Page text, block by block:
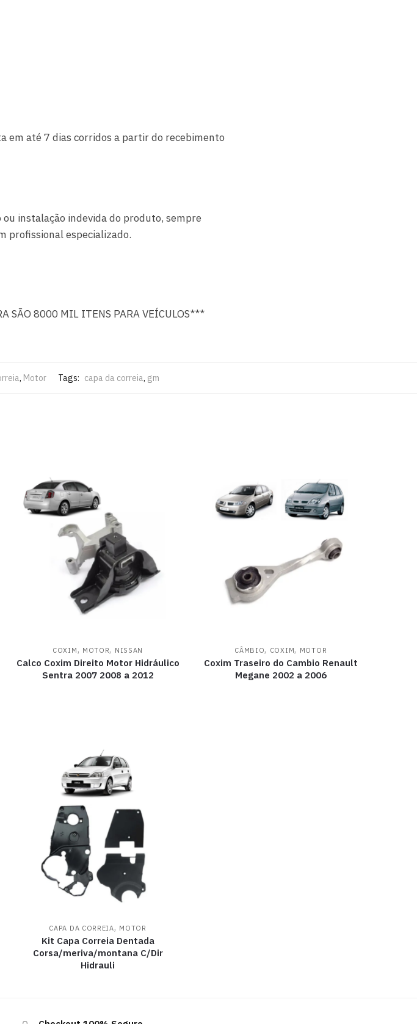
em até 7 dias corridos a partir do recebimento
instalação indevida do produto, sempre
profissional especializado.
SÃO 8000 MIL ITENS PARA VEÍCULOS***
, Motor Tags: capa da correia, gm
COXIM, MOTOR, NISSAN
Calco Coxim Direito Motor Hidráulico
Sentra 2007 2008 a 2012
CÂMBIO, COXIM, MOTOR
Coxim Traseiro do Cambio Renault
Megane 2002 a 2006
CAPA DA CORREIA, MOTOR
Kit Capa Correia Dentada
Corsa/meriva/montana C/Dir
Hidrauli